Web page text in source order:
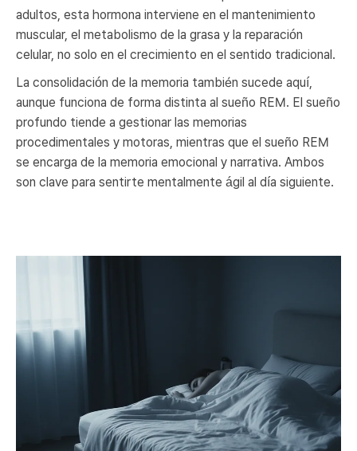
adultos, esta hormona interviene en el mantenimiento
muscular, el metabolismo de la grasa y la reparación
celular, no solo en el crecimiento en el sentido tradicional.
La consolidación de la memoria también sucede aquí,
aunque funciona de forma distinta al sueño REM. El sueño
profundo tiende a gestionar las memorias
procedimentales y motoras, mientras que el sueño REM
se encarga de la memoria emocional y narrativa. Ambos
son clave para sentirte mentalmente ágil al día siguiente.